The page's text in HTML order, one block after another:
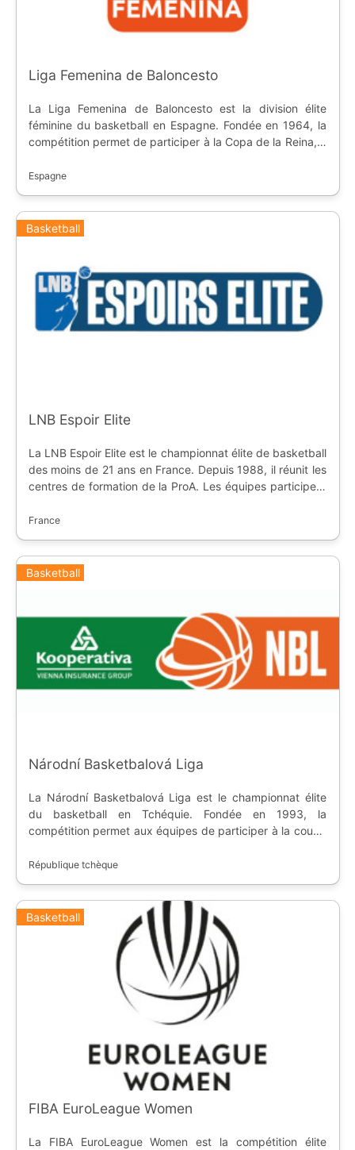
Liga Femenina de Baloncesto
La Liga Femenina de Baloncesto est la division élite
féminine du basketball en Espagne. Fondée en 1964, la
compétition permet de participer à la Copa de la Reina, à
Espagne
Basketball
LNB Espoir Elite
La LNB Espoir Elite est le championnat élite de basketball
des moins de 21 ans en France. Depuis 1988, il réunit les
centres de formation de la ProA. Les équipes participent
France
Basketball
Národní Basketbalová Liga
La Národní Basketbalová Liga est le championnat élite
du basketball en Tchéquie. Fondée en 1993, la
compétition permet aux équipes de participer à la coupe
Europe Cup.
République tchèque
Basketball
FIBA EuroLeague Women
La FIBA EuroLeague Women est la compétition élite